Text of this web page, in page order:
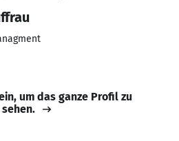
um das ganze Profil zu
sehen.